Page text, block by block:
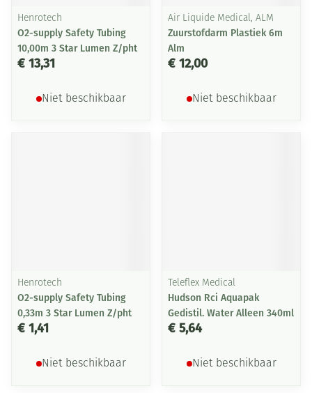
Henrotech
O2-supply Safety Tubing
10,00m 3 Star Lumen Z/pht
€ 13,31
Niet beschikbaar
Air Liquide Medical, ALM
Zuurstofdarm Plastiek 6m
Alm
€ 12,00
Niet beschikbaar
Henrotech
O2-supply Safety Tubing
0,33m 3 Star Lumen Z/pht
€ 1,41
Niet beschikbaar
Teleflex Medical
Hudson Rci Aquapak
Gedistil. Water Alleen 340ml
€ 5,64
Niet beschikbaar